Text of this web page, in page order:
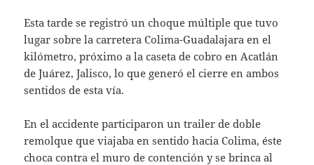
Esta tarde se registró un choque múltiple que tuvo
lugar sobre la carretera Colima-Guadalajara en el
kilómetro, próximo a la caseta de cobro en Acatlán
de Juárez, Jalisco, lo que generó el cierre en ambos
sentidos de esta vía.
En el accidente participaron un trailer de doble
remolque que viajaba en sentido hacia Colima, éste
choca contra el muro de contención y se brinca al